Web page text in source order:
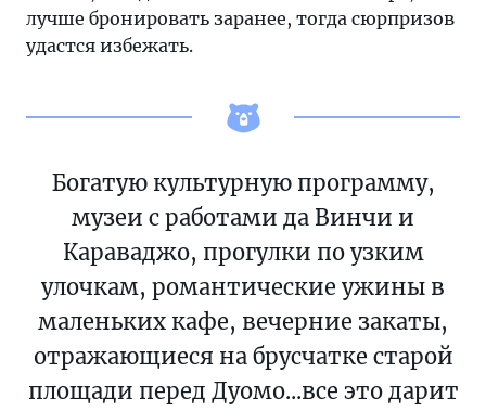
лучше бронировать заранее, тогда сюрпризов
удастся избежать.
Богатую культурную программу,
музеи с работами да Винчи и
Караваджо, прогулки по узким
улочкам, романтические ужины в
маленьких кафе, вечерние закаты,
отражающиеся на брусчатке старой
площади перед Дуомо...все это дарит